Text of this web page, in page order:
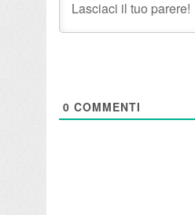
0 COMMENTI